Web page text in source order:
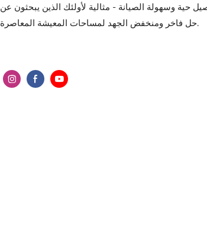
جودة متسقة وتفاصيل حية وسهولة الصيانة - مثالية لأولئك الذين يبحثون عن
حل فاخر ومنخفض الجهد لمساحات المعيشة المعاصرة.